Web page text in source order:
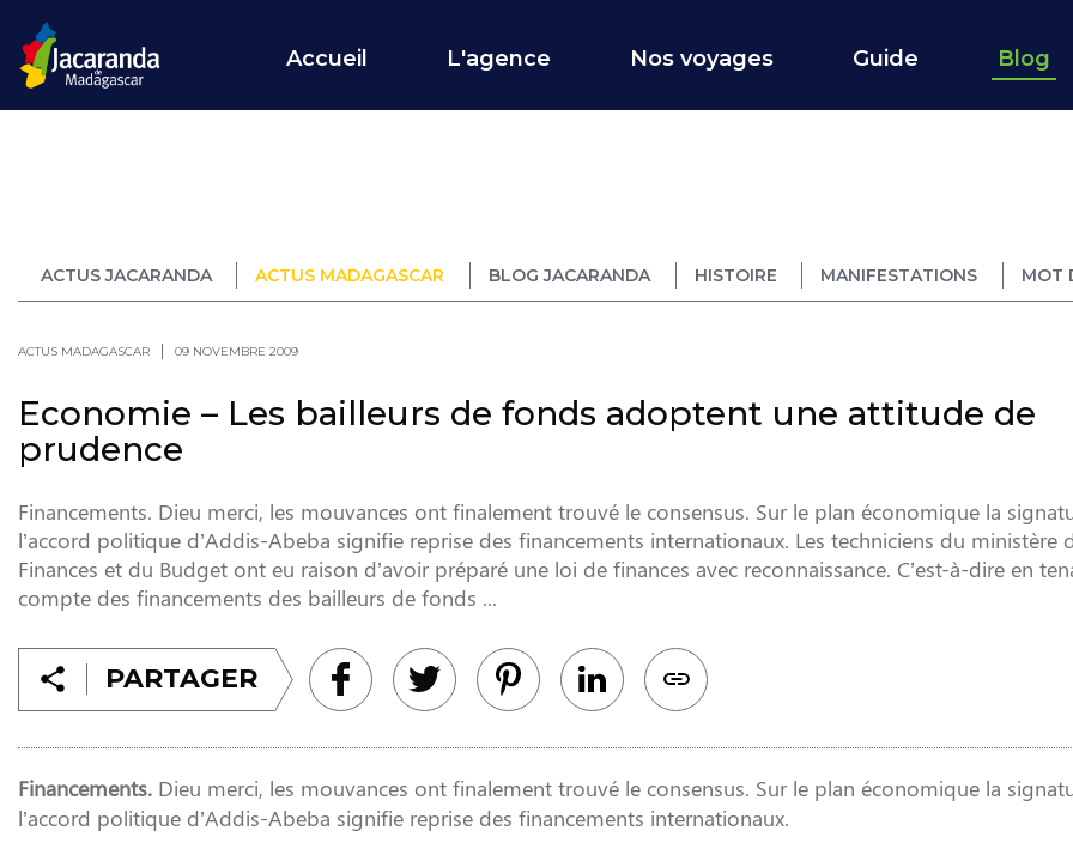
Accueil L'agence Nos voyages Guide Blog
ACTUS JACARANDA ACTUS MADAGASCAR BLOG JACARANDA HISTOIRE MANIFESTATIONS MOT
ACTUS MADAGASCAR 09 NOVEMBRE 2009
Economie – Les bailleurs de fonds adoptent une attitude de
prudence
Financements. Dieu merci, les mouvances ont finalement trouvé le consensus. Sur le plan économique la
l’accord politique d’Addis-Abeba signifie reprise des financements internationaux. Les techniciens du ministère
Finances et du Budget ont eu raison d’avoir préparé une loi de finances avec reconnaissance. C’est-à-dire en
compte des financements des bailleurs de fonds ...
PARTAGER
Financements. Dieu merci, les mouvances ont finalement trouvé le consensus. Sur le plan économique la
l’accord politique d’Addis-Abeba signifie reprise des financements internationaux.